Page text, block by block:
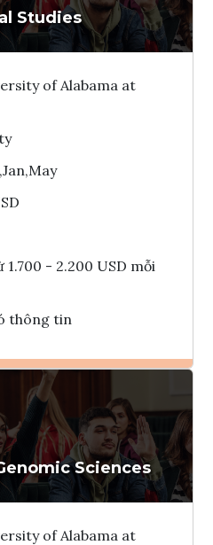
Studies
of Alabama at
1.700 - 2.200 USD mỗi
thông tin
Ghi danh
Tham vấn Interlink
Sciences
of Alabama at